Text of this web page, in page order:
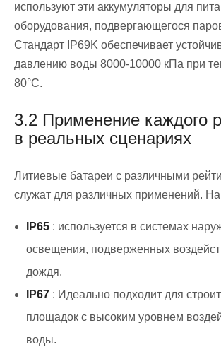
используют эти аккумуляторы для
оборудования, подвергающегося
Стандарт IP69K обеспечивает
давлению воды 8000-10000 кПа при
80°C.
3.2 Применение каждого
в реальных сценариях
Литиевые батареи с различными
служат для различных применений.
IP65 : используется в системах
освещения, подверженных
дождя.
IP67 : Идеально подходит для
площадок с высоким уровнем
воды.